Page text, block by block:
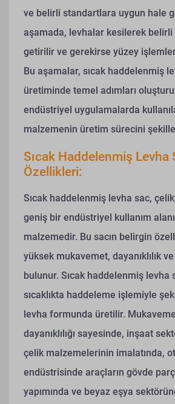
ve belirli standartlara uygun hale
aşamada, levhalar kesilerek belirli
getirilir ve gerekirse yüzey
Bu aşamalar, sıcak haddelenmiş
üretiminde temel adımları
endüstriyel uygulamalarda
malzemenin üretim sürecini
Sıcak Haddelenmiş Levha
Özellikleri:
Sıcak haddelenmiş levha sac,
geniş bir endüstriyel kullanım
malzemedir. Bu sacın belirgin
yüksek mukavemet, dayanıklılık
bulunur. Sıcak haddelenmiş levha
sıcaklıkta haddeleme işlemiyle
levha formunda üretilir.
dayanıklılığı sayesinde, inşaat
çelik malzemelerinin imalatında,
endüstrisinde araçların gövde
yapımında ve beyaz eşya